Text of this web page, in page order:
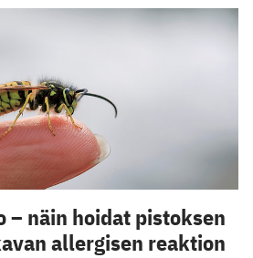
– näin hoidat pistoksen
allergisen reaktion